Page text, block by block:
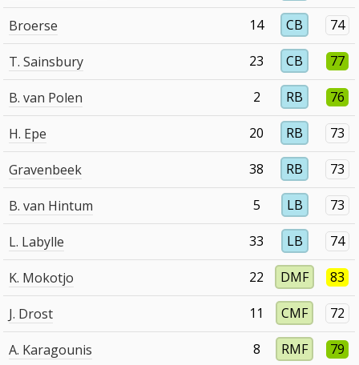
Broerse 14 CB 74
T. Sainsbury 23 CB 77
B. van Polen 2 RB 76
H. Epe 20 RB 73
Gravenbeek 38 RB 73
B. van Hintum 5 LB 73
L. Labylle 33 LB 74
K. Mokotjo 22 DMF 83
J. Drost 11 CMF 72
A. Karagounis 8 RMF 79